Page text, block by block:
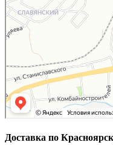
Доставка по